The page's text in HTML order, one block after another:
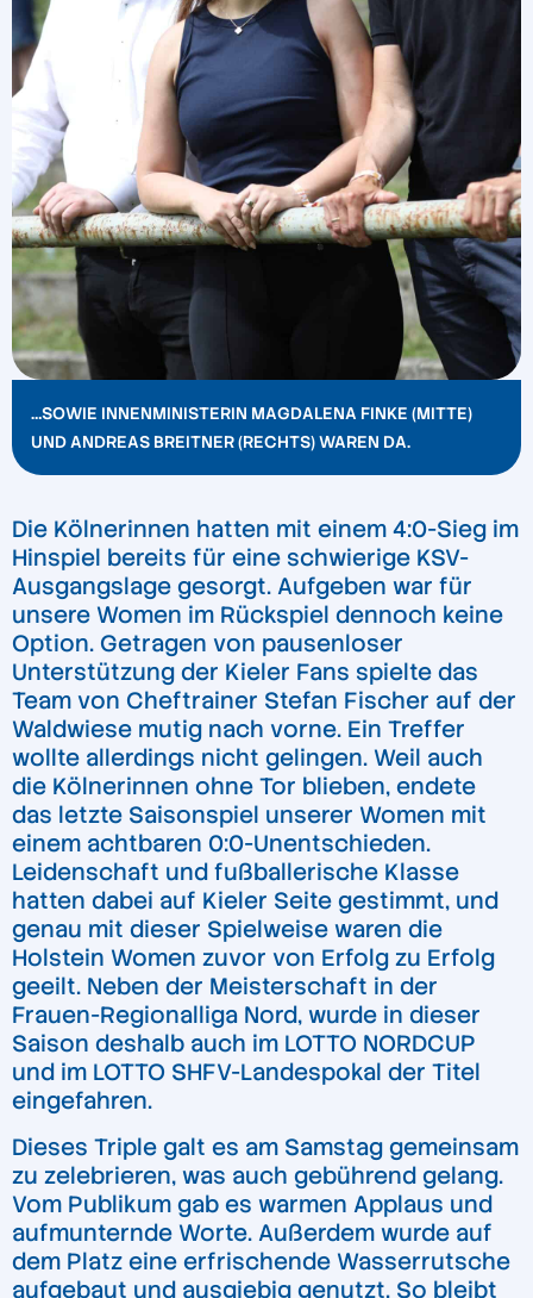
…SOWIE INNENMINISTERIN MAGDALENA FINKE (MITTE)
UND ANDREAS BREITNER (RECHTS) WAREN DA.
Die Kölnerinnen hatten mit einem 4:0-Sieg im
Hinspiel bereits für eine schwierige KSV-
Ausgangslage gesorgt. Aufgeben war für
unsere Women im Rückspiel dennoch keine
Option. Getragen von pausenloser
Unterstützung der Kieler Fans spielte das
Team von Cheftrainer Stefan Fischer auf der
Waldwiese mutig nach vorne. Ein Treffer
wollte allerdings nicht gelingen. Weil auch
die Kölnerinnen ohne Tor blieben, endete
das letzte Saisonspiel unserer Women mit
einem achtbaren 0:0-Unentschieden.
Leidenschaft und fußballerische Klasse
hatten dabei auf Kieler Seite gestimmt, und
genau mit dieser Spielweise waren die
Holstein Women zuvor von Erfolg zu Erfolg
geeilt. Neben der Meisterschaft in der
Frauen-Regionalliga Nord, wurde in dieser
Saison deshalb auch im LOTTO NORDCUP
und im LOTTO SHFV-Landespokal der Titel
eingefahren.
Dieses Triple galt es am Samstag gemeinsam
zu zelebrieren, was auch gebührend gelang.
Vom Publikum gab es warmen Applaus und
aufmunternde Worte. Außerdem wurde auf
dem Platz eine erfrischende Wasserrutsche
aufgebaut und ausgiebig genutzt. So bleibt